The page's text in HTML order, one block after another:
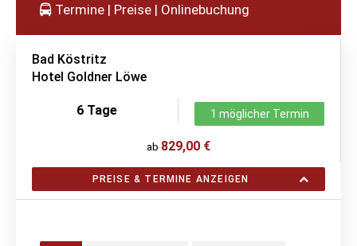
Termine | Preise | Onlinebuchung
Bad Köstritz
Hotel Goldner Löwe
6 Tage 1 möglicher Termin
ab 829,00 €
PREISE & TERMINE ANZEIGEN